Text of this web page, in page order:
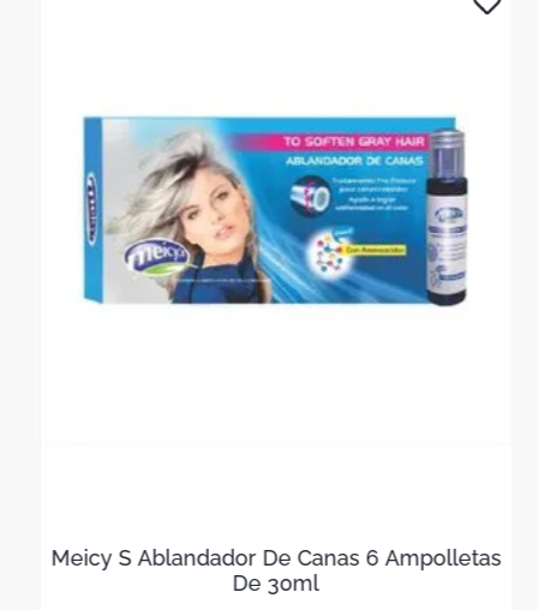
Meicy S Ablandador De Canas 6 Ampolletas
De 30ml